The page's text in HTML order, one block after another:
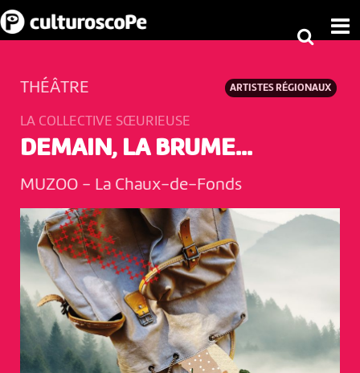
ARTISTES RÉGIONAUX
THÉÂTRE
LA COLLECTIVE SŒURIEUSE
DEMAIN, LA BRUME...
MUZOO - La Chaux-de-Fonds